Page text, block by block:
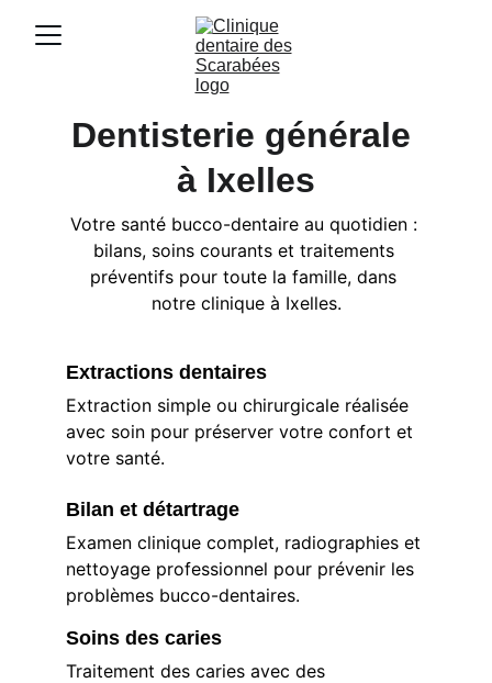
Dentisterie générale
à Ixelles
Votre santé bucco-dentaire au quotidien :
bilans, soins courants et traitements
préventifs pour toute la famille, dans
notre clinique à Ixelles.
Bilan et détartrage
Examen clinique complet, radiographies et
nettoyage professionnel pour prévenir les
problèmes bucco-dentaires.
Soins des caries
Traitement des caries avec des
Extractions dentaires
Extraction simple ou chirurgicale réalisée
avec soin pour préserver votre confort et
votre santé.